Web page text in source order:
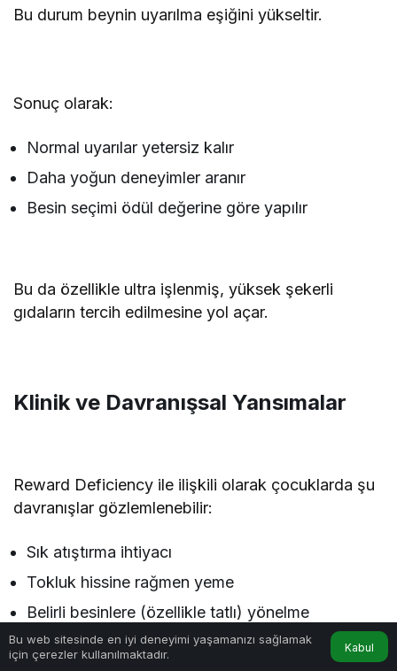
Bu durum beynin uyarılma eşiğini yükseltir.
Sonuç olarak:
Normal uyarılar yetersiz kalır
Daha yoğun deneyimler aranır
Besin seçimi ödül değerine göre yapılır
Bu da özellikle ultra işlenmiş, yüksek şekerli
gıdaların tercih edilmesine yol açar.
Klinik ve Davranışsal Yansımalar
Reward Deficiency ile ilişkili olarak çocuklarda şu
davranışlar gözlemlenebilir:
Sık atıştırma ihtiyacı
Tokluk hissine rağmen yeme
Belirli besinlere (özellikle tatlı) yönelme
Duygusal durumla ilişkili yeme
Bu web sitesinde en iyi deneyimi yaşamanızı sağlamak
için çerezler kullanılmaktadır.
Kabul